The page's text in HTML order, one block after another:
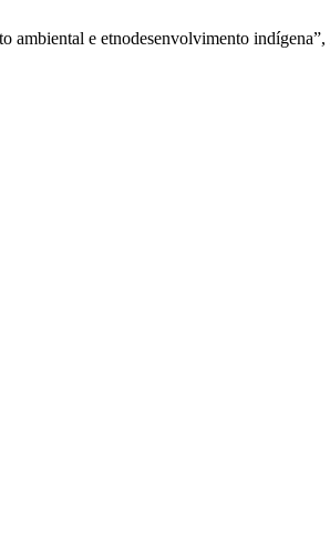
ambiental e etnodesenvolvimento indígena”,